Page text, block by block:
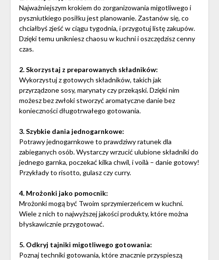
Najważniejszym krokiem do zorganizowania migotliwego i
pyszniutkiego posiłku jest planowanie. Zastanów się, co
chciałbyś zjeść w ciągu tygodnia, i przygotuj listę zakupów.
Dzięki temu unikniesz chaosu w kuchni i oszczędzisz cenny
czas.
2. Skorzystaj z preparowanych składników:
Wykorzystuj z gotowych składników, takich jak
przyrządzone sosy, marynaty czy przekąski. Dzięki nim
możesz bez zwłoki stworzyć aromatyczne danie bez
konieczności długotrwałego gotowania.
3. Szybkie dania jednogarnkowe:
Potrawy jednogarnkowe to prawdziwy ratunek dla
zabieganych osób. Wystarczy wrzucić ulubione składniki do
jednego garnka, poczekać kilka chwil, i voilà – danie gotowy!
Przykłady to risotto, gulasz czy curry.
4. Mrożonki jako pomocnik:
Mrożonki mogą być Twoim sprzymierzeńcem w kuchni.
Wiele z nich to najwyższej jakości produkty, które można
błyskawicznie przygotować.
5. Odkryj tajniki migotliwego gotowania:
Poznaj techniki gotowania, które znacznie przyspieszą